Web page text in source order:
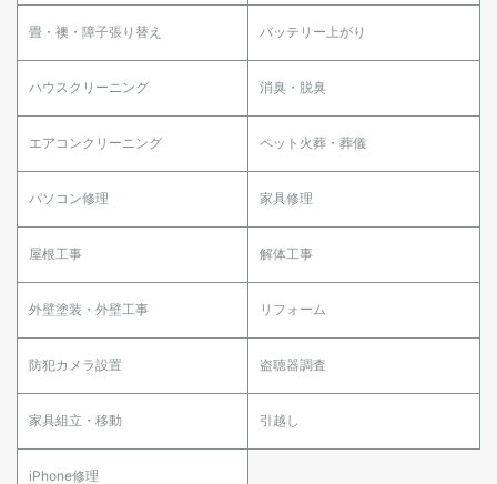
畳・襖・障子張り替え バッテリー上がり
ハウスクリーニング 消臭・脱臭
エアコンクリーニング ペット火葬・葬儀
パソコン修理 家具修理
屋根工事 解体工事
外壁塗装・外壁工事 リフォーム
防犯カメラ設置 盗聴器調査
家具組立・移動 引越し
iPhone修理